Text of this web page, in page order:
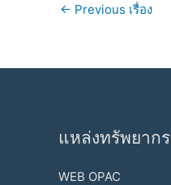
← Previous เรื่อง
แหล่งทรัพยากร
WEB OPAC